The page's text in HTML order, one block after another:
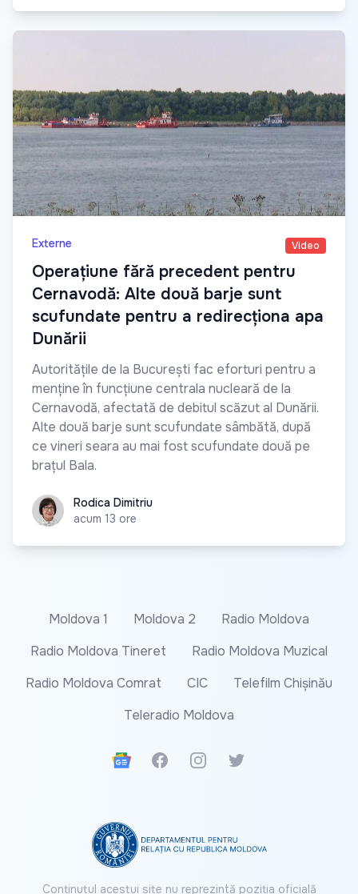
Externe Video
Operațiune fără precedent pentru
Cernavodă: Alte două barje sunt
scufundate pentru a redirecționa apa
Dunării
Autoritățile de la București fac eforturi pentru a
menține în funcțiune centrala nucleară de la
Cernavodă, afectată de debitul scăzut al Dunării.
Alte două barje sunt scufundate sâmbătă, după
ce vineri seara au mai fost scufundate două pe
brațul Bala.
Rodica Dimitriu
Rodica Dimitriu
acum 13 ore
Moldova 1 Moldova 2
Radio Moldova
Radio Moldova Tineret
Radio Moldova Muzical
Radio Moldova Comrat
CIC
Telefilm Chișinău
Teleradio Moldova
Google News
FacebookInstagramTwitter
Conținutul acestui site nu reprezintă poziția oficială